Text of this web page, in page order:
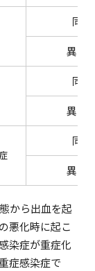
同一
異な
同一
異な
同一
異な
から出血を起
悪化時に起こ
染症が重症化
症感染症で